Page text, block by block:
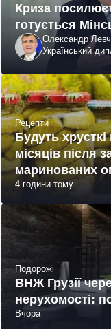
Криза
готується
Олександр
Український
Рецепти
Будуть хрусткі
місяців після
маринованих
4 години тому
Подорожі
ВНЖ Грузії
нерухомості:
Вчора